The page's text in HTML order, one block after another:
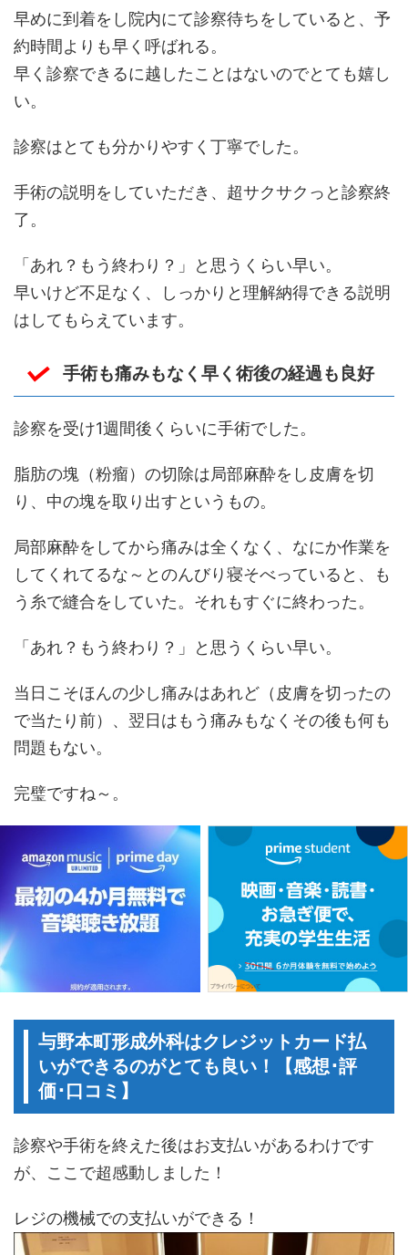
早めに到着をし院内にて診察待ちをしていると、予
約時間よりも早く呼ばれる。
早く診察できるに越したことはないのでとても嬉し
い。
診察はとても分かりやすく丁寧でした。
手術の説明をしていただき、超サクサクっと診察終
了。
「あれ？もう終わり？」と思うくらい早い。
早いけど不足なく、しっかりと理解納得できる説明
はしてもらえています。
手術も痛みもなく早く術後の経過も良好
診察を受け1週間後くらいに手術でした。
脂肪の塊（粉瘤）の切除は局部麻酔をし皮膚を切
り、中の塊を取り出すというもの。
局部麻酔をしてから痛みは全くなく、なにか作業を
してくれてるな～とのんびり寝そべっていると、も
う糸で縫合をしていた。それもすぐに終わった。
「あれ？もう終わり？」と思うくらい早い。
当日こそほんの少し痛みはあれど（皮膚を切ったの
で当たり前）、翌日はもう痛みもなくその後も何も
問題もない。
完璧ですね～。
与野本町形成外科はクレジットカード払
いができるのがとても良い！【感想･評
価･口コミ】
診察や手術を終えた後はお支払いがあるわけです
が、ここで超感動しました！
レジの機械での支払いができる！